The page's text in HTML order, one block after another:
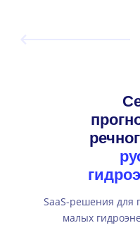
SaaS-решения для
малых